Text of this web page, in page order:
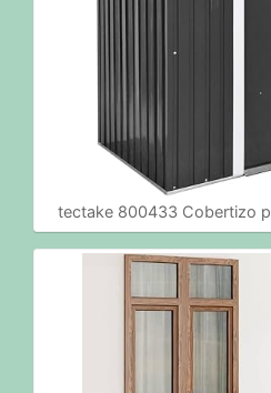
tectake 800433 Cobertizo